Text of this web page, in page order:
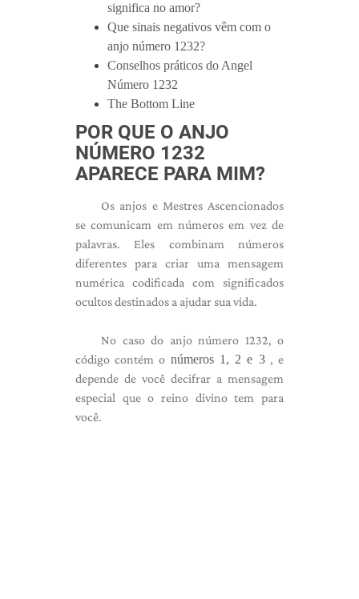
significa no amor?
Que sinais negativos vêm com o
anjo número 1232?
Conselhos práticos do Angel
Número 1232
The Bottom Line
POR QUE O ANJO
NÚMERO 1232
APARECE PARA MIM?
Os anjos e Mestres Ascencionados
se comunicam em números em vez de
palavras. Eles combinam números
diferentes para criar uma mensagem
numérica codificada com significados
ocultos destinados a ajudar sua vida.
No caso do anjo número 1232, o
código contém o números 1, 2 e 3, e
depende de você decifrar a mensagem
especial que o reino divino tem para
você.